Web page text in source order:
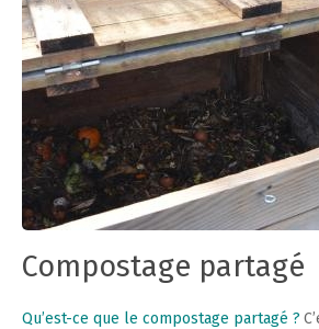
Compostage partagé
Qu’est-ce que le compostage partagé ?